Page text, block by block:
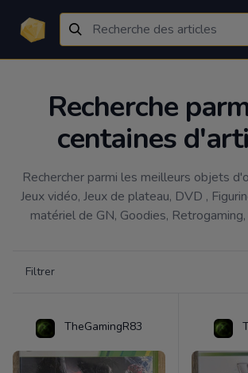
Recherche
centaines
Rechercher parmi les meilleurs objets
Jeux vidéo, Jeux de plateau, DVD ,
matériel de GN, Goodies,
Filtrer
TheGamingR83